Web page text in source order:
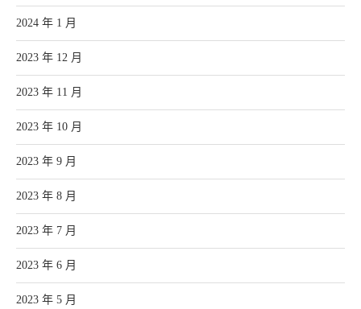
2024 年 1 月
2023 年 12 月
2023 年 11 月
2023 年 10 月
2023 年 9 月
2023 年 8 月
2023 年 7 月
2023 年 6 月
2023 年 5 月